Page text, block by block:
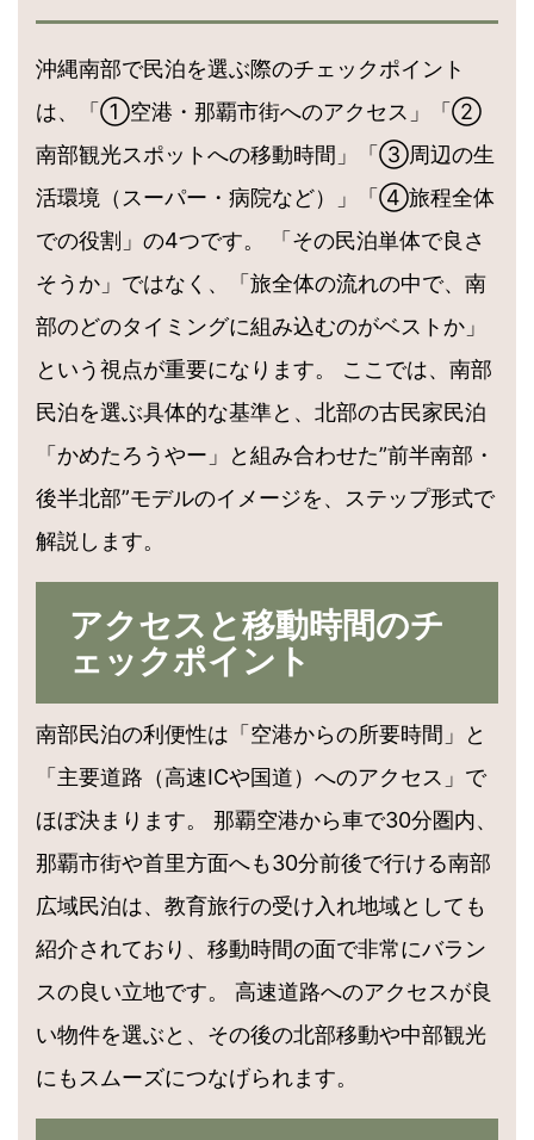
沖縄南部で民泊を選ぶ際のチェックポイント
は、「①空港・那覇市街へのアクセス」「②
南部観光スポットへの移動時間」「③周辺の生
活環境（スーパー・病院など）」「④旅程全体
での役割」の4つです。 「その民泊単体で良さ
そうか」ではなく、「旅全体の流れの中で、南
部のどのタイミングに組み込むのがベストか」
という視点が重要になります。 ここでは、南部
民泊を選ぶ具体的な基準と、北部の古民家民泊
「かめたろうやー」と組み合わせた”前半南部・
後半北部”モデルのイメージを、ステップ形式で
解説します。
アクセスと移動時間のチ
ェックポイント
南部民泊の利便性は「空港からの所要時間」と
「主要道路（高速ICや国道）へのアクセス」で
ほぼ決まります。 那覇空港から車で30分圏内、
那覇市街や首里方面へも30分前後で行ける南部
広域民泊は、教育旅行の受け入れ地域としても
紹介されており、移動時間の面で非常にバラン
スの良い立地です。 高速道路へのアクセスが良
い物件を選ぶと、その後の北部移動や中部観光
にもスムーズにつなげられます。